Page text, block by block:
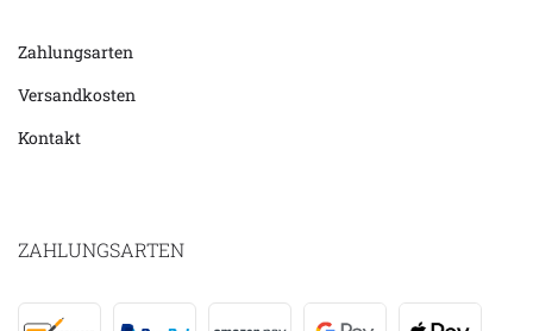
Zahlungsarten
Versandkosten
Kontakt
ZAHLUNGSARTEN